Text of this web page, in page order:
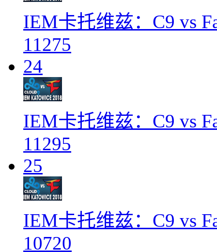
IEM卡托维兹：C9 vs
11275
24
IEM卡托维兹：C9 vs
11295
25
IEM卡托维兹：C9 vs
10720